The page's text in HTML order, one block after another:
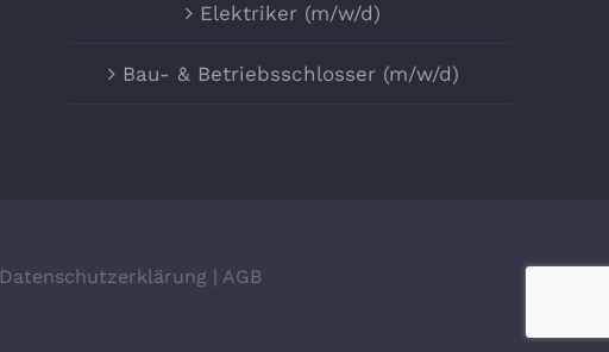
Elektriker (m/w/d)
Bau- & Betriebsschlosser (m/w/d)
Datenschutzerklärung | AGB